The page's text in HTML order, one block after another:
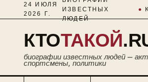
24 ИЮЛЯ
2026 Г.
ИЗВЕСТНЫХ
ЛЮДЕЙ
●
КТОТАКОЙ
биографии известных людей —
спортсмены, политики